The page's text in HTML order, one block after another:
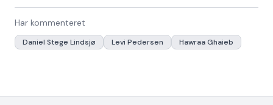
Har kommenteret
Daniel Stege Lindsjø Levi Pedersen Hawraa Ghaieb